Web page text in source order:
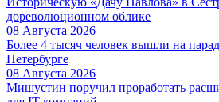
дореволюционном облике
08 Августа 2026
Более 4 тысяч человек вышли на
Петербурге
08 Августа 2026
Мишустин поручил проработать